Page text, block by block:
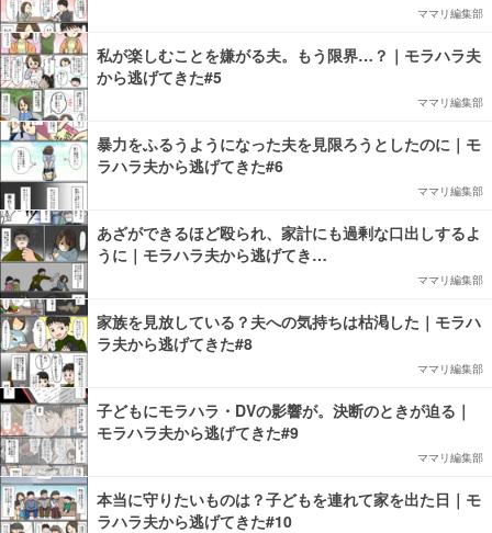
ママリ編集部
私が楽しむことを嫌がる夫。もう限界…？｜モラハラ夫
から逃げてきた#5
ママリ編集部
暴力をふるうようになった夫を見限ろうとしたのに｜モ
ラハラ夫から逃げてきた#6
ママリ編集部
あざができるほど殴られ、家計にも過剰な口出しするよ
うに｜モラハラ夫から逃げてき…
ママリ編集部
家族を見放している？夫への気持ちは枯渇した｜モラハ
ラ夫から逃げてきた#8
ママリ編集部
子どもにモラハラ・DVの影響が。決断のときが迫る｜
モラハラ夫から逃げてきた#9
ママリ編集部
本当に守りたいものは？子どもを連れて家を出た日｜モ
ラハラ夫から逃げてきた#10